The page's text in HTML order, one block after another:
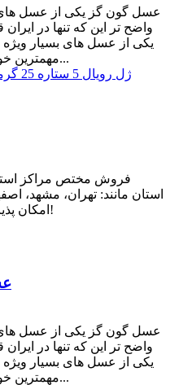
عسل گون گز یکی از عسل های
واضح تر این که تنها در
یکی از عسل های بسیار
مهمترین خواص: علاوه بر داشتن خواص عمومی...
فروش مختص مراکز
استان مانند: تهران، مشهد،
امکان پذیر است. حتما در فریزر نگهداری شود!
عسل گون گز یکی از عسل های
واضح تر این که تنها در
یکی از عسل های بسیار
مهمترین خواص: علاوه بر داشتن خواص عمومی...